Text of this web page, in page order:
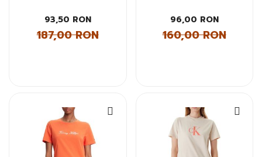
93,50 RON
187,00 RON
96,00 RON
160,00 RON